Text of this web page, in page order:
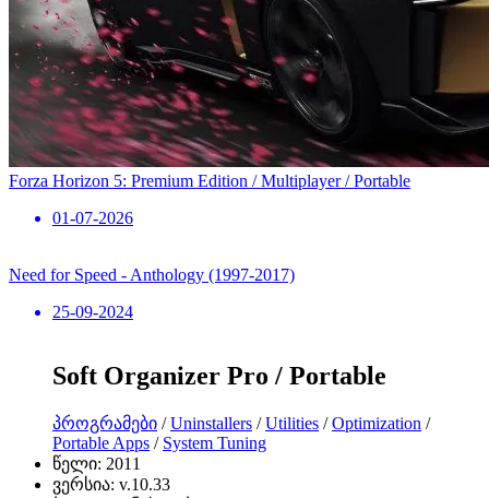
Forza Horizon 5: Premium Edition / Multiplayer / Portable
01-07-2026
Need for Speed ​​- Anthology (1997-2017)
25-09-2024
Soft Organizer Pro / Portable
პროგრამები /Uninstallers /Utilities /Optimization /
Portable Apps / System Tuning
წელი: 2011
ვერსია: v.10.33